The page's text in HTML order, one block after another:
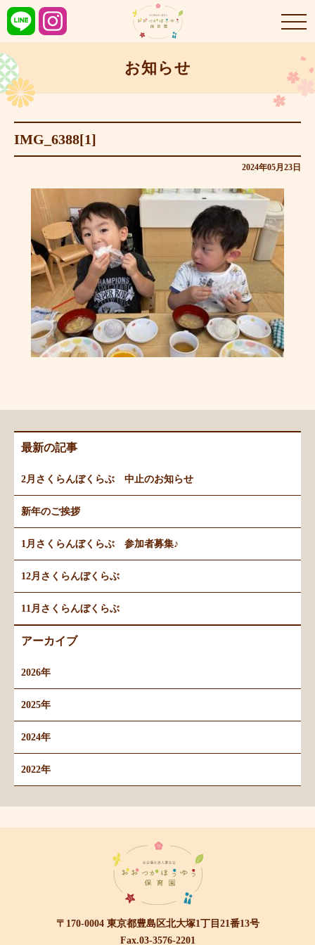
お知らせ
IMG_6388[1]
2024年05月23日
最新の記事
2月さくらんぼくらぶ 中止のお知らせ
新年のご挨拶
1月さくらんぼくらぶ 参加者募集♪
12月さくらんぼくらぶ
11月さくらんぼくらぶ
アーカイブ
2026年
2025年
2024年
2022年
〒170-0004 東京都豊島区北大塚1丁目21番13号
Fax.03-3576-2201